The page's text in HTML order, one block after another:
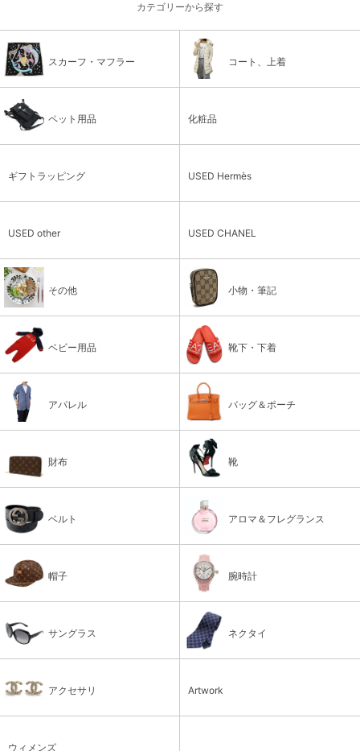
カテゴリーから探す
スカーフ・マフラー コート、上着
ペット用品 化粧品
ギフトラッピング USED Hermès
USED other USED CHANEL
その他 小物・筆記
ベビー用品 靴下・下着
アパレル バッグ＆ポーチ
財布 靴
ベルト アロマ＆フレグランス
帽子 腕時計
サングラス ネクタイ
アクセサリ Artwork
ウィメンズ